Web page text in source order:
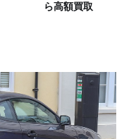
ら高額買取